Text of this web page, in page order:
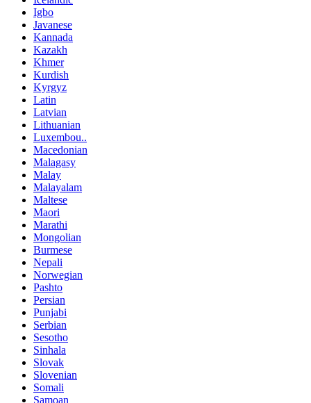
Igbo
Javanese
Kannada
Kazakh
Khmer
Kurdish
Kyrgyz
Latin
Latvian
Lithuanian
Luxembou..
Macedonian
Malagasy
Malay
Malayalam
Maltese
Maori
Marathi
Mongolian
Burmese
Nepali
Norwegian
Pashto
Persian
Punjabi
Serbian
Sesotho
Sinhala
Slovak
Slovenian
Somali
Samoan